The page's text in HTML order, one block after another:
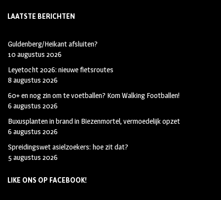
LAATSTE BERICHTEN
Guldenberg/Heikant afsluiten?
10 augustus 2026
Leyetocht 2026: nieuwe fietsroutes
8 augustus 2026
60+ en nog zin om te voetballen? Kom Walking Footballen!
6 augustus 2026
Buxusplanten in brand in Biezenmortel, vermoedelijk opzet
6 augustus 2026
Spreidingswet asielzoekers: hoe zit dat?
5 augustus 2026
LIKE ONS OP FACEBOOK!